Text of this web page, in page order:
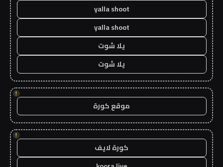
yalla shoot
yalla shoot
يلا شوت
يلا شوت
!
موقع كورة
!
كورة لايف